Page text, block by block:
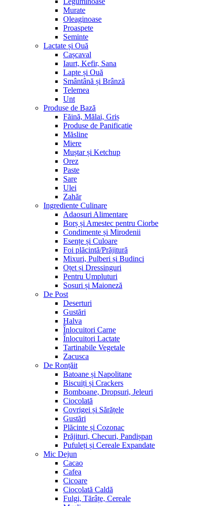
Murate
Oleaginoase
Proaspete
Seminte
Lactate și Ouă
Cașcaval
Iaurt, Kefir, Sana
Lapte și Ouă
Smântână și Brânză
Telemea
Unt
Produse de Bază
Făină, Mălai, Griș
Produse de Panificatie
Măsline
Miere
Muștar și Ketchup
Orez
Paste
Sare
Ulei
Zahăr
Ingrediente Culinare
Adaosuri Alimentare
Borș și Amestec pentru Ciorbe
Condimente și Mirodenii
Esențe și Culoare
Foi plăcintă/Prăjitură
Mixuri, Pulberi și Budinci
Oțet și Dressinguri
Pentru Umpluturi
Sosuri și Maioneză
De Post
Deserturi
Gustări
Halva
Înlocuitori Carne
Înlocuitori Lactate
Tartinabile Vegetale
Zacusca
De Ronțăit
Batoane și Napolitane
Biscuiți și Crackers
Bomboane, Dropsuri, Jeleuri
Ciocolată
Covrigei și Sărățele
Gustări
Plăcinte și Cozonac
Prăjituri, Checuri, Pandișpan
Pufuleți și Cereale Expandate
Mic Dejun
Cacao
Cafea
Cicoare
Ciocolată Caldă
Fulgi, Tărâțe, Cereale